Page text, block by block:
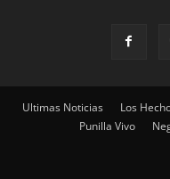
Ultimas Noticias Los
Punilla Vivo